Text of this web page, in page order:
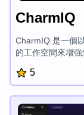
CharmIQ
CharmIQ 是一個
的工作空間來增
解決方案,幫助您
數據管理和實時
5